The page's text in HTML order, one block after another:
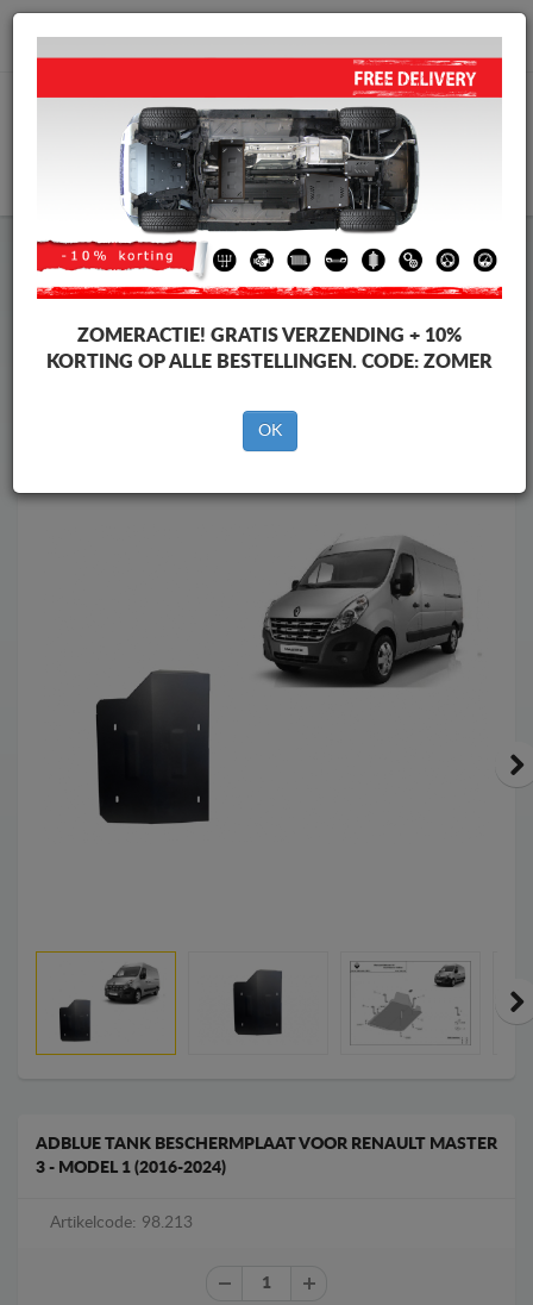
info@motorbeschermplaat.com
WINKELWAGEN
Motor Beschermplaat Motor Beschermplaat Renault
Motor Beschermplaat
Master
Merken
Merken
Terug naar de catalogus
ADBLUE TANK BESCHERMPLAAT VOOR RENAULT MASTER
3 - MODEL 1 (2016-2024)
Artikelcode: 98.213
ZOMERACTIE! GRATIS VERZENDING + 10%
KORTING OP ALLE BESTELLINGEN. CODE: ZOMER
OK